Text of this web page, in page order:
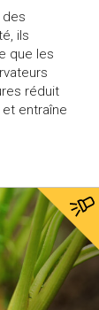
ils
que les
réduit
entraîne